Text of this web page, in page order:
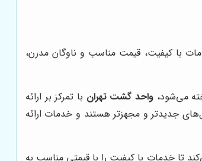
با کیفیت، قیمت مناسب و ناوگان مدرن،
می‌شود، واحد گشت تهران با تمرکز بر ارائه
جدیدتر و مجهزتر هستند و خدمات ارائه
تا خدمات با کیفیت را با قیمتی مناسب به